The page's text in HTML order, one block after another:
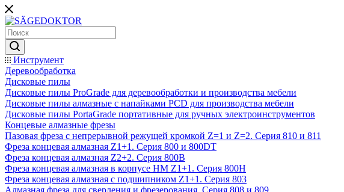
Инструмент
Деревообработка
Дисковые пилы
Дисковые пилы ProGrade для деревообработки и производства мебели
Дисковые пилы алмазные с напайками PCD для производства мебели
Дисковые пилы PortaGrade портативные для ручных электроинструментов
Концевые алмазные фрезы
Пазовая фреза с непрерывной режущей кромкой Z=1 и Z=2. Серия 810 и 811
Фреза концевая алмазная Z1+1. Серия 800 и 800DT
Фреза концевая алмазная Z2+2. Серия 800B
Фреза концевая алмазная в корпусе НМ Z1+1. Серия 800H
Фреза концевая алмазная с подшипником Z1+1. Серия 803
Алмазная фреза для сверления и фрезерования. Серия 808 и 809